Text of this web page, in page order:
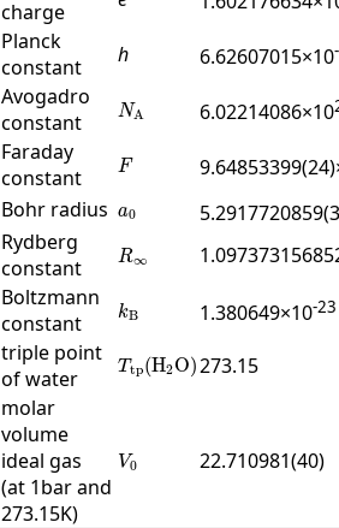
charge
Planck
constant
h 6.62607015×10
Avogadro
constant
NA
NA 6.02214086×10
Faraday
constant
F
F
Bohr radius a0
a0
Rydberg
constant
R∞
R∞
Boltzmann
constant
kB
k 1.380649×10-23
triple point
of water
T tp(H2O)
Ttp(H 2O)273.15
molar
volume
ideal gas
(at 1bar and
273.15K)
V0
V0 22.710981(40)